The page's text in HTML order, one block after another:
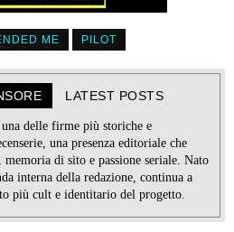
ME PILOT
LATEST POSTS
una delle firme più storiche e
una presenza editoriale che
memoria di sito e passione seriale. Nato
interna della redazione, continua a
più cult e identitario del progetto.